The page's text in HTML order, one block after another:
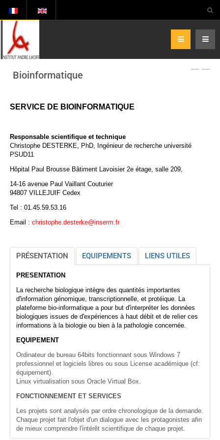
Bioinformatique
SERVICE DE BIOINFORMATIQUE
Responsable scientifique et technique
Christophe DESTERKE, PhD, Ingénieur de recherche université
PSUD11
Hôpital Paul Brousse Bâtiment Lavoisier 2e étage, salle 209,
14-16 avenue Paul Vaillant Couturier
94807 VILLEJUIF Cedex
Tel : 01.45.59.53.16
Email : christophe.desterke@inserm.fr
PRÉSENTATION EQUIPEMENTS LIENS UTILES
PRESENTATION
La recherche biologique intègre des quantités importantes
d'information génomique, transcriptionnelle, et protéique. La
plateforme bio-informatique a pour but d'interpréter les données
biologiques issues de d'expériences à haut débit et de relier ces
informations à la biologie ou bien à la pathologie concernée.
EQUIPEMENT
Ordinateur de bureau 64bits fonctionnant sous Windows 7
professionnel et logiciels libres ou sous License académique (cf:
équipement).
Linux virtualisation sous Oracle Virtual Box.
FONCTIONNEMENT ET SERVICES
Les projets sont analysés par ordre chronologique de la demande.
Chaque projet fait l'objet d'un dialogue avec les protagonistes afin
de mieux comprendre l'intérêt scientifique de chaque projet.